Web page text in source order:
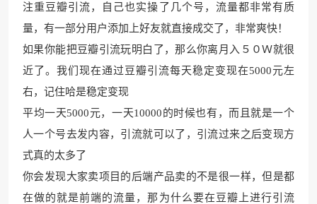
注重豆瓣引流，自己也实操了几个号，流量都非常有质
量，有一部分用户添加上好友就直接成交了，非常爽快！
如果你能把豆瓣引流玩明白了，那么你离月入５０Ｗ就很
近了。我们现在通过豆瓣引流每天稳定变现在5000元左
右，记住哈是稳定变现
平均一天5000元，一天10000的时候也有，而且就是一个
人一个号去发内容，引流就可以了，引流过来之后变现方
式真的太多了
你会发现大家卖项目的后端产品卖的不是很一样，但是都
在做的就是前端的流量，那为什么要在豆瓣上进行引流